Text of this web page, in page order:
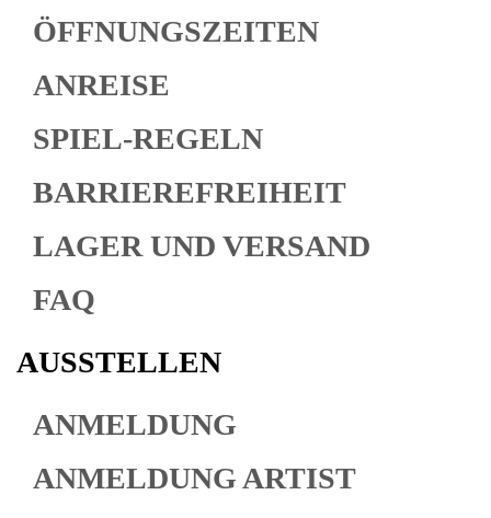
ÖFFNUNGSZEITEN
ANREISE
SPIEL-REGELN
BARRIEREFREIHEIT
LAGER UND VERSAND
FAQ
AUSSTELLEN
ANMELDUNG
ANMELDUNG ARTIST